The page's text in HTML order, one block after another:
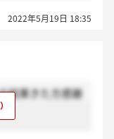
2022年5月19日 18:35
結果きた方感謝